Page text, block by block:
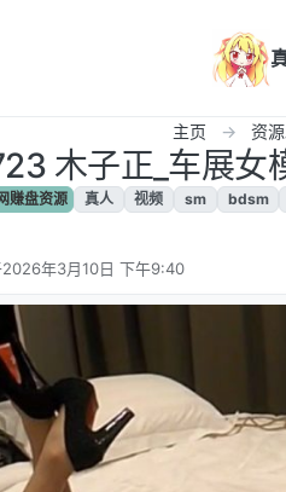
主页 资
木子正_车展女
赚盘资源 真人 视频 sm bdsm
2026年3月10日 下午9:40
编辑